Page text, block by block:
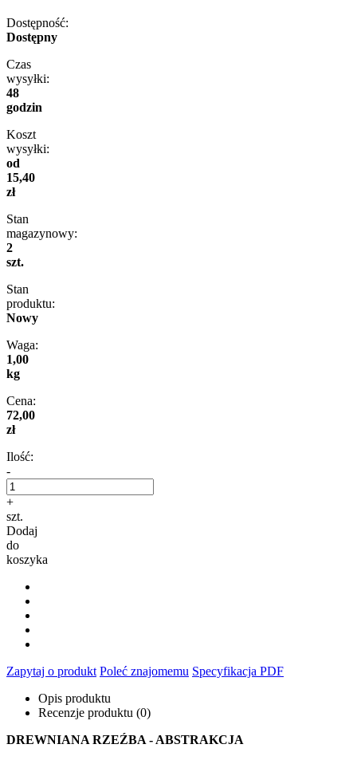
Dostępność:
Dostępny
Czas
wysyłki:
48
godzin
Koszt
wysyłki:
od
15,40
zł
Stan
magazynowy:
2
szt.
Stan
produktu:
Nowy
Waga:
1,00
kg
Cena:
72,00
zł
Ilość:
-
+
szt.
Dodaj
do
koszyka
Zapytaj o produkt Poleć znajomemu Specyfikacja PDF
Opis produktu
Recenzje produktu (0)
DREWNIANA RZEŹBA - ABSTRAKCJA